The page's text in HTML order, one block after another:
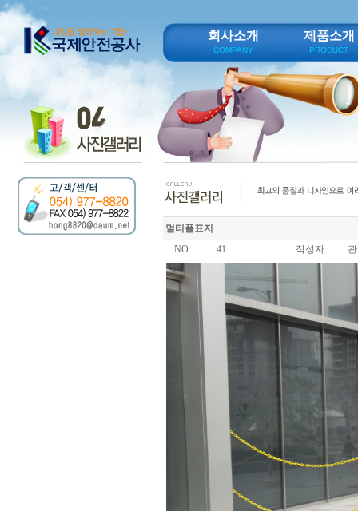
회사소개
COMPANY
제품소개
PRODUCT
멀티폴표지
NO
41 작성자